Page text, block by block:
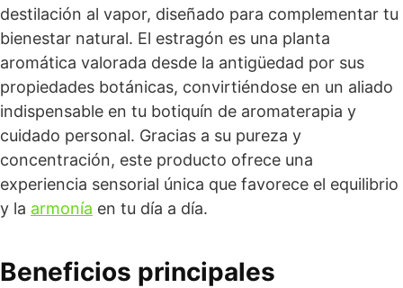
destilación al vapor, diseñado para complementar tu
bienestar natural. El estragón es una planta
aromática valorada desde la antigüedad por sus
propiedades botánicas, convirtiéndose en un aliado
indispensable en tu botiquín de aromaterapia y
cuidado personal. Gracias a su pureza y
concentración, este producto ofrece una
experiencia sensorial única que favorece el equilibrio
y la armonía en tu día a día.
Beneficios principales